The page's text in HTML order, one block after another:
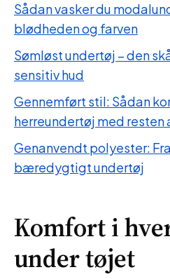
Sådan vasker du
blødheden og farven
Sømløst undertøj – den
sensitiv hud
Gennemført stil: Sådan
herreundertøj med
Genanvendt polyester:
bæredygtigt undertøj
Komfort i
under tøjet